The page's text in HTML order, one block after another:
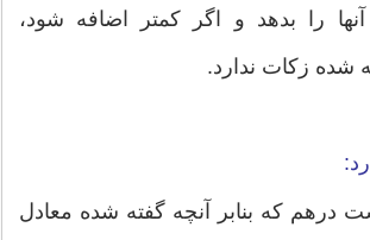
آنها را بدهد و اگر كمتر اضافه شود،
شده زكات ندارد.
درهم که بنابر آنچه گفته شده معادل